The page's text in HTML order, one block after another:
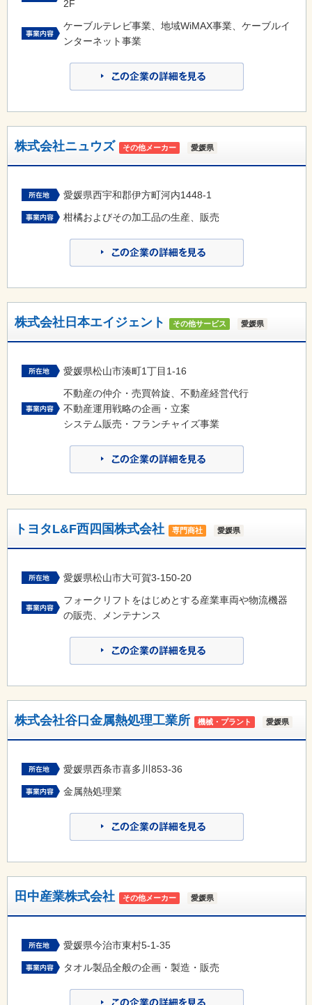
2F
ケーブルテレビ事業、地域WiMAX事業、ケーブルイ
ンターネット事業
株式会社ニュウズ その他メーカー 愛媛県
愛媛県西宇和郡伊方町河内1448-1
柑橘およびその加工品の生産、販売
株式会社日本エイジェント その他サービス 愛媛県
愛媛県松山市湊町1丁目1-16
不動産の仲介・売買斡旋、不動産経営代行
不動産運用戦略の企画・立案
システム販売・フランチャイズ事業
トヨタL&F西四国株式会社 専門商社 愛媛県
愛媛県松山市大可賀3-150-20
フォークリフトをはじめとする産業車両や物流機器
の販売、メンテナンス
株式会社谷口金属熱処理工業所 機械・プラント 愛媛県
愛媛県西条市喜多川853-36
金属熱処理業
田中産業株式会社 その他メーカー 愛媛県
愛媛県今治市東村5-1-35
タオル製品全般の企画・製造・販売